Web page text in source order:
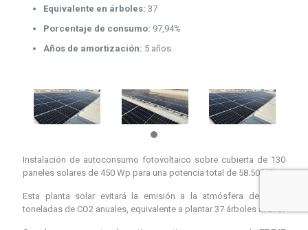
Equivalente en árboles: 37
Porcentaje de consumo: 97,94%
Años de amortización: 5 años
Instalación de autoconsumo fotovoltaico sobre cubierta de 130
paneles solares de 450 Wp para una potencia total de 58.500 Wp.
Esta planta solar evitará la emisión a la atmósfera de 18,35
toneladas de CO2 anuales, equivalente a plantar 37 árboles al año.